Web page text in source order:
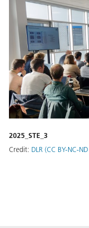
2025_STE_3
Credit: DLR (CC BY-NC-